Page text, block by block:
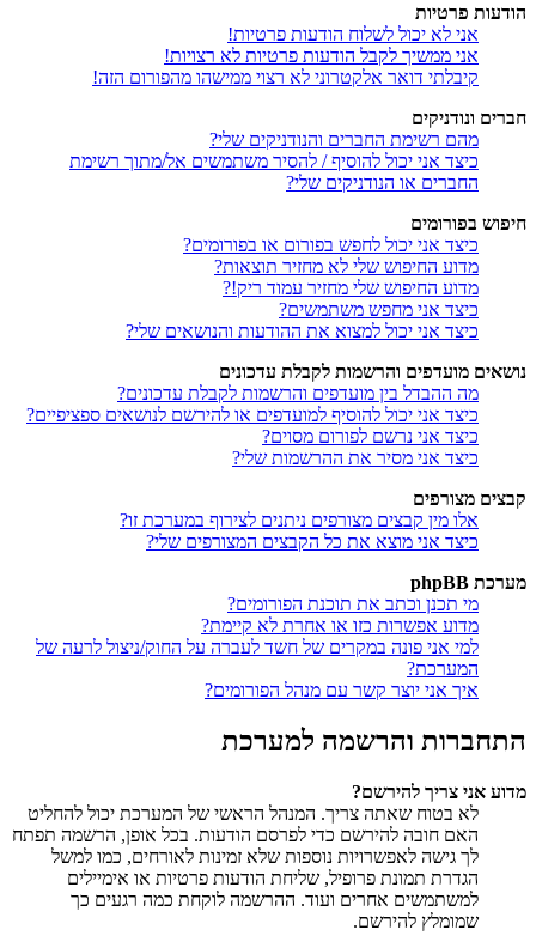
הודעות פרטיות
אני לא יכול לשלוח הודעות פרטיות!
אני ממשיך לקבל הודעות פרטיות לא רצויות!
קיבלתי דואר אלקטרוני לא רצוי ממישהו מהפורום הזה!
חברים ונודניקים
מהם רשימת החברים והנודניקים שלי?
כיצד אני יכול להוסיף / להסיר משתמשים אל/מתוך רשימת
החברים או הנודניקים שלי?
חיפוש בפורומים
כיצד אני יכול לחפש בפורום או בפורומים?
מדוע החיפוש שלי לא מחזיר תוצאות?
מדוע החיפוש שלי מחזיר עמוד ריק!?
כיצד אני מחפש משתמשים?
כיצד אני יכול למצוא את ההודעות והנושאים שלי?
נושאים מועדפים והרשמות לקבלת עדכונים
מה ההבדל בין מועדפים והרשמות לקבלת עדכונים?
כיצד אני יכול להוסיף למועדפים או להירשם לנושאים ספציפיים?
כיצד אני נרשם לפורום מסוים?
כיצד אני מסיר את ההרשמות שלי?
קבצים מצורפים
אלו מין קבצים מצורפים ניתנים לצירוף במערכת זו?
כיצד אני מוצא את כל הקבצים המצורפים שלי?
מערכת phpBB
מי תכנן וכתב את תוכנת הפורומים?
מדוע אפשרות כזו או אחרת לא קיימת?
למי אני פונה במקרים של חשד לעברה על החוק/ניצול לרעה של
המערכת?
איך אני יוצר קשר עם מנהל הפורומים?
התחברות והרשמה למערכת
מדוע אני צריך להירשם?
לא בטוח שאתה צריך. המנהל הראשי של המערכת יכול להחליט
האם חובה להירשם כדי לפרסם הודעות. בכל אופן, הרשמה תפתח
לך גישה לאפשרויות נוספות שלא זמינות לאורחים, כמו למשל
הגדרת תמונת פרופיל, שליחת הודעות פרטיות או אימיילים
למשתמשים אחרים ועוד. ההרשמה לוקחת כמה רגעים כך
שמומלץ להירשם.